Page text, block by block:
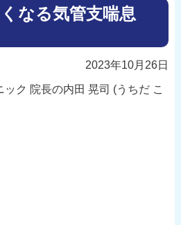
なる気管支喘息
2023年10月26日
ク 院長の内田 晃司 (うちだ こ